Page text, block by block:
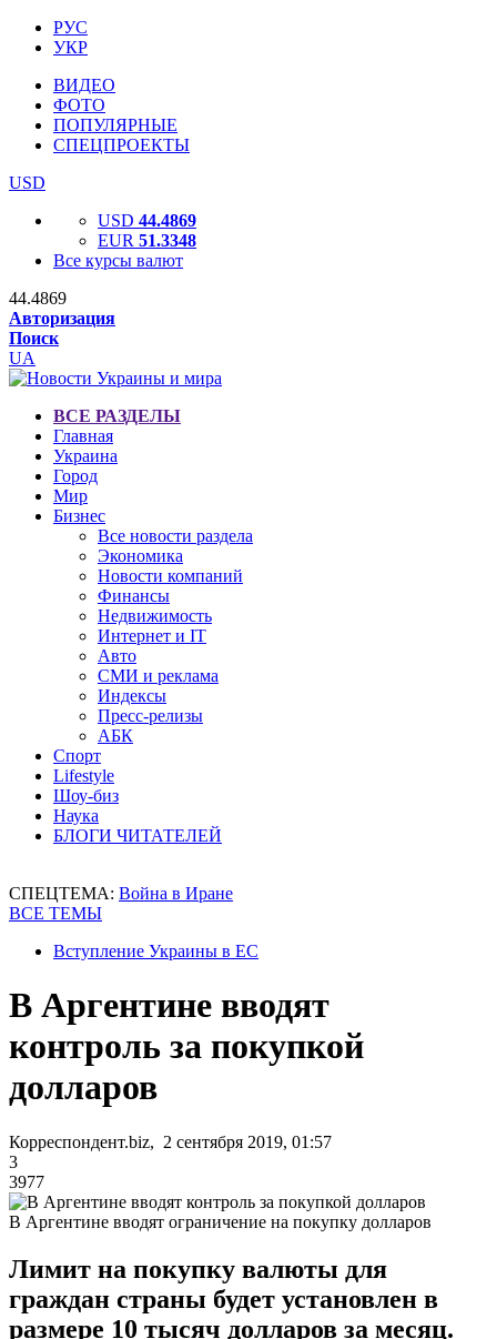
РУС
УКР
ВИДЕО
ФОТО
ПОПУЛЯРНЫЕ
СПЕЦПРОЕКТЫ
USD
USD 44.4869
EUR 51.3348
Все курсы валют
44.4869
Авторизация
Поиск
UA
ВСЕ РАЗДЕЛЫ
Главная
Украина
Город
Мир
Бизнес
Все новости раздела
Экономика
Новости компаний
Финансы
Недвижимость
Интернет и IT
Авто
СМИ и реклама
Индексы
Пресс-релизы
АБК
Спорт
Lifestyle
Шоу-биз
Наука
БЛОГИ ЧИТАТЕЛЕЙ
СПЕЦТЕМА: Война в Иране
ВСЕ ТЕМЫ
Вступление Украины в ЕС
В Аргентине вводят
контроль за покупкой
долларов
Корреспондент.biz, 2 сентября 2019, 01:57
3
3977
В Аргентине вводят ограничение на покупку долларов
Лимит на покупку валюты для
граждан страны будет установлен в
размере 10 тысяч долларов за месяц.